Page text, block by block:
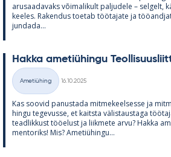
arusaa­da­vaks või­ma­li­kult pal­ju­dele – sel­gelt,
kee­les. Ra­ken­dus toe­tab töö­ta­jate ja
jun­dada...
Hakka ame­tiü­hingu
Kategooriad
Ametiühing
16.10.2025
Kas soo­vid pa­nus­tada mit­me­keel­sesse ja
hingu te­ge­vusse, et kaitsta vä­lis­taus­taga
tead­lik­kust töö­elust ja liik­mete arvu? Hakka
men­to­riks! Mis? Ame­tiü­hingu...